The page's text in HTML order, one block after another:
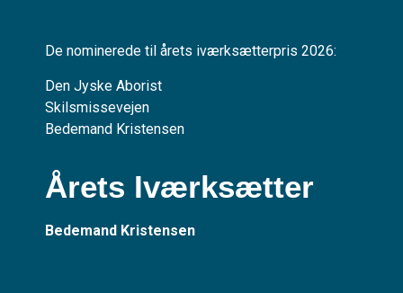
De nominerede til årets iværksætterpris 2026:
Den Jyske Aborist
Skilsmissevejen
Bedemand Kristensen
Årets Iværksætter
Bedemand Kristensen